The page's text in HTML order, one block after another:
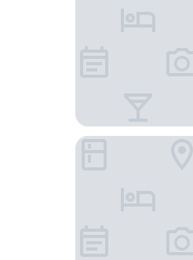
深圳大中華希爾頓酒店